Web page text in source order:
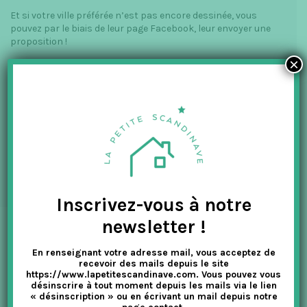
Et si votre ville préférée n’est pas encore dessinée, vous
pouvez par le biais de leur page Facebook, leur envoyer une
proposition !
L’avis de La Petite Scandinave :Les affiches retro
symboles emblématiques architecturaux de certaines
grandes villes européennes.
VOUS AIMEREZ AUSSI
Inscrivez-vous à notre
newsletter !
En renseignant votre adresse mail, vous acceptez de
recevoir des mails depuis le site
https://www.lapetitescandinave.com. Vous pouvez vous
désinscrire à tout moment depuis les mails via le lien
« désinscription » ou en écrivant un mail depuis notre
×